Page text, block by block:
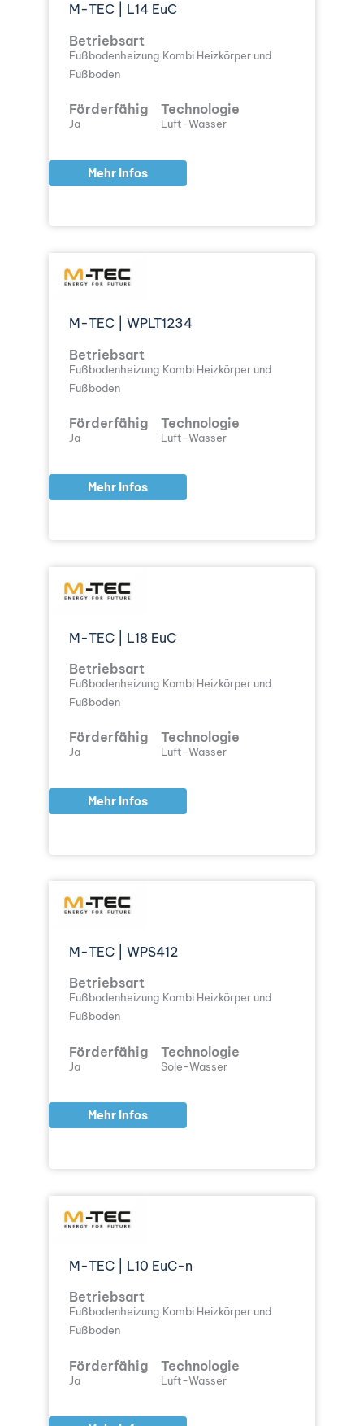
M-TEC | L14 EuC
Betriebsart
Fußbodenheizung Kombi Heizkörper und
Fußboden
Förderfähig
Ja
Technologie
Luft-Wasser
Mehr Infos
M-TEC | WPLT1234
Betriebsart
Fußbodenheizung Kombi Heizkörper und
Fußboden
Förderfähig
Ja
Technologie
Luft-Wasser
Mehr Infos
M-TEC | L18 EuC
Betriebsart
Fußbodenheizung Kombi Heizkörper und
Fußboden
Förderfähig
Ja
Technologie
Luft-Wasser
Mehr Infos
M-TEC | WPS412
Betriebsart
Fußbodenheizung Kombi Heizkörper und
Fußboden
Förderfähig
Ja
Technologie
Sole-Wasser
Mehr Infos
M-TEC | L10 EuC-n
Betriebsart
Fußbodenheizung Kombi Heizkörper und
Fußboden
Förderfähig
Ja
Technologie
Luft-Wasser